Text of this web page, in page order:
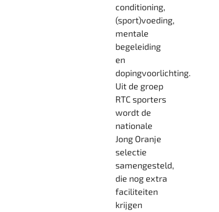
conditioning,
(sport)voeding,
mentale
begeleiding
en
dopingvoorlichting.
Uit de groep
RTC sporters
wordt de
nationale
Jong Oranje
selectie
samengesteld,
die nog extra
faciliteiten
krijgen